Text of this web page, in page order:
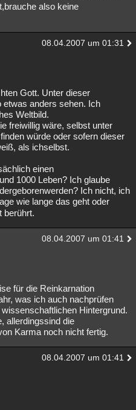
also keine
08.04.2007 um 01:31
Gott. Unter dieser
anders sehen. Ich
Weltbild.
freiwillig wäre, selbst unter
würde oder sofern dieser
als ichselbst.
einen
1000 Leben? Ich glaube
Ich nicht, ich
wie lange das geht oder
berührt.
08.04.2007 um 01:41
für die Reinkarnation
was ich auch nachprüfen
Hintergrund.
allerdingssind die
Karma noch nicht fertig.
08.04.2007 um 01:41